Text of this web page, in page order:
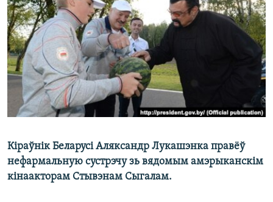
КУЛЬТУРА
КАЛЯНДАР
МОВА
НА ХВАЛЯХ СВАБОДЫ
Кіраўнік Беларусі Аляксандр Лукашэнка правёў
нефармальную сустрэчу зь вядомым амэрыканскім
кінаакторам Стывэнам Сыгалам.